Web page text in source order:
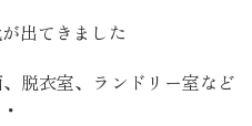
出てきました
脱衣室、ランドリー室など